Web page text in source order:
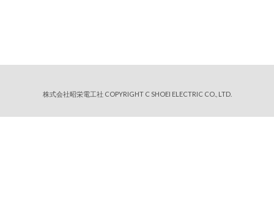
株式会社昭栄電工社 COPYRIGHT C SHOEI ELECTRIC CO., LTD.